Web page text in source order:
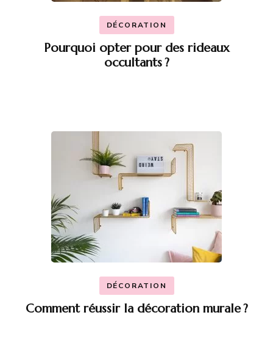
DÉCORATION
Pourquoi opter pour des rideaux
occultants ?
DÉCORATION
Comment réussir la décoration murale ?